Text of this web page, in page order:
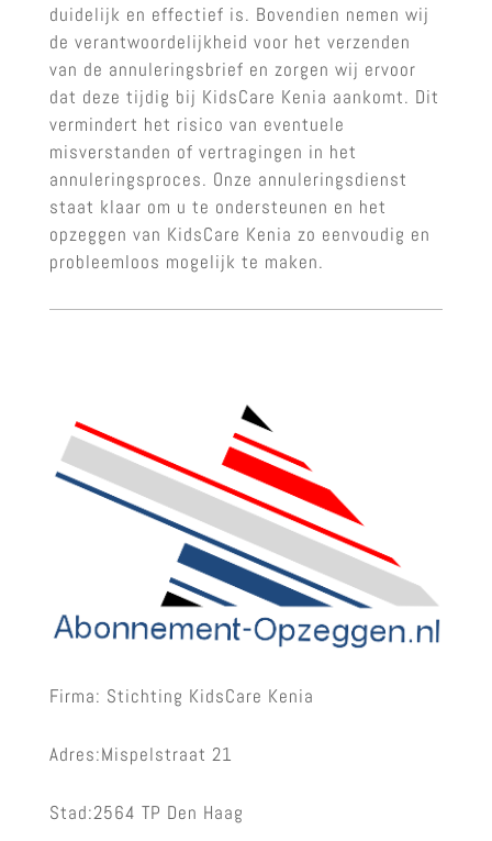
duidelijk en effectief is. Bovendien nemen wij
de verantwoordelijkheid voor het verzenden
van de annuleringsbrief en zorgen wij ervoor
dat deze tijdig bij KidsCare Kenia aankomt. Dit
vermindert het risico van eventuele
misverstanden of vertragingen in het
annuleringsproces. Onze annuleringsdienst
staat klaar om u te ondersteunen en het
opzeggen van KidsCare Kenia zo eenvoudig en
probleemloos mogelijk te maken.
Firma: Stichting KidsCare Kenia
Adres:Mispelstraat 21
Stad:2564 TP Den Haag